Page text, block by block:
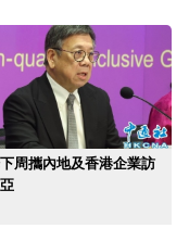
周攜內地及香港企業訪